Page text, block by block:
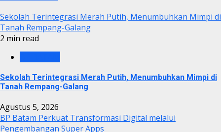
Sekolah Terintegrasi Merah Putih, Menumbuhkan Mimpi di
Tanah Rempang-Galang
2 min read
Sekolah Terintegrasi Merah Putih, Menumbuhkan Mimpi di
Tanah Rempang-Galang
Agustus 5, 2026
BP Batam Perkuat Transformasi Digital melalui
Pengembangan Super Apps